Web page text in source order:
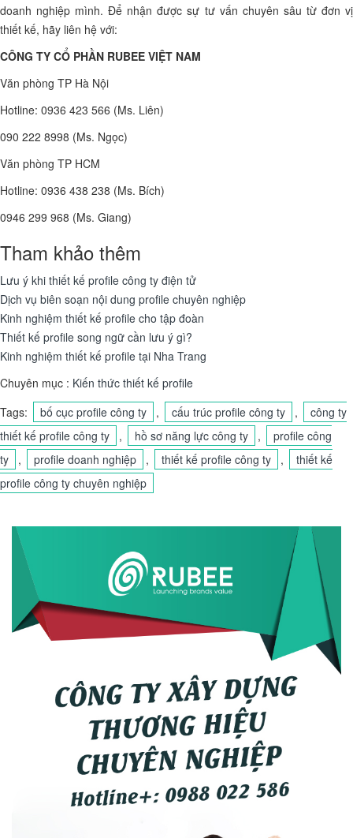
doanh nghiệp mình. Để nhận được sự tư vấn chuyên sâu từ đơn vị
thiết kế, hãy liên hệ với:
CÔNG TY CỔ PHẦN RUBEE VIỆT NAM
Văn phòng TP Hà Nội
Hotline: 0936 423 566 (Ms. Liên)
090 222 8998 (Ms. Ngọc)
Văn phòng TP HCM
Hotline: 0936 438 238 (Ms. Bích)
0946 299 968 (Ms. Giang)
Tham khảo thêm
Lưu ý khi thiết kế profile công ty điện tử
Dịch vụ biên soạn nội dung profile chuyên nghiệp
Kinh nghiệm thiết kế profile cho tập đoàn
Thiết kế profile song ngữ cần lưu ý gì?
Kinh nghiệm thiết kế profile tại Nha Trang
Chuyên mục : Kiến thức thiết kế profile
Tags:
bố cục profile công ty , cấu trúc profile công ty ,
công ty
thiết kế profile công ty
, hồ sơ năng lực công ty ,
profile công
ty
, profile doanh nghiệp , thiết kế profile công ty ,
thiết kế
profile công ty chuyên nghiệp